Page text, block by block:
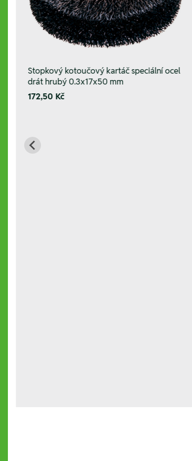
Stopkový kotoučový kartáč speciální ocel
drát hrubý 0.3x17x50 mm
172,50 Kč